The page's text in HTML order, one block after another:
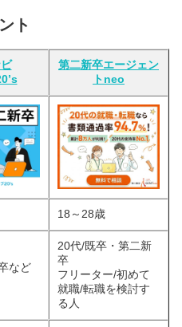
ト
第二新卒エージェン
トneo
18～28歳
など
20代/既卒・第二新
卒
フリーター/初めて
就職/転職を検討す
る人